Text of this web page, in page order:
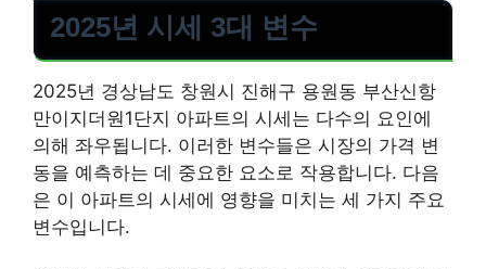
2025년 시세 3대 변수
2025년 경상남도 창원시 진해구 용원동 부산신항
만이지더원1단지 아파트의 시세는 다수의 요인에
의해 좌우됩니다. 이러한 변수들은 시장의 가격 변
동을 예측하는 데 중요한 요소로 작용합니다. 다음
은 이 아파트의 시세에 영향을 미치는 세 가지 주요
변수입니다.